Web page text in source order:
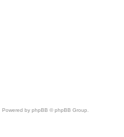
Powered by phpBB © phpBB Group.